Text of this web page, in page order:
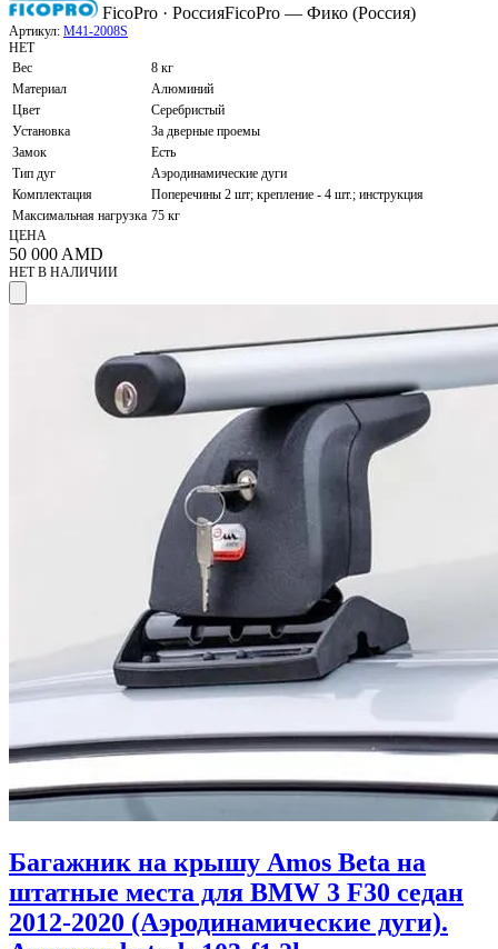
FicoPro · РоссияFicoPro — Фико (Россия)
Артикул: M41-2008S
НЕТ
Вес
8 кг
Материал
Алюминий
Цвет
Серебристый
Установка
За дверные проемы
Замок
Есть
Тип дуг
Аэродинамические дуги
Комплектация
Поперечины 2 шт; крепление - 4 шт.; инструкция
Максимальная нагрузка 75 кг
ЦЕНА
50 000 AMD
НЕТ В НАЛИЧИИ
Багажник на крышу Amos Beta на
штатные места для BMW 3 F30 седан
2012-2020 (Аэродинамические дуги).